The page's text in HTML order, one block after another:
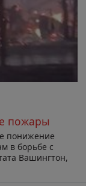
пожары
понижение
в борьбе с
Вашингтон,